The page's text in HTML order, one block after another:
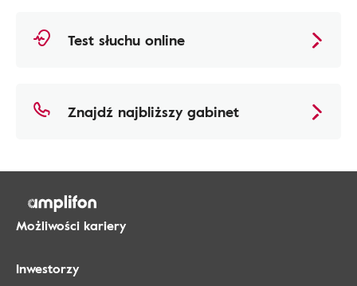
Test słuchu online
Znajdź najbliższy gabinet
Możliwości kariery
Inwestorzy